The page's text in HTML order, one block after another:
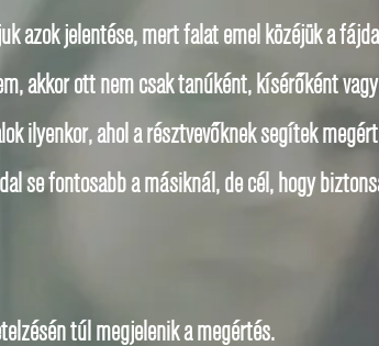
azok jelentése, mert falat emel közéjük a
akkor ott nem csak tanúként, kísérőként
ilyenkor, ahol a résztvevőknek segítek
se fontosabb a másiknál, de cél, hogy
túl megjelenik a megértés.